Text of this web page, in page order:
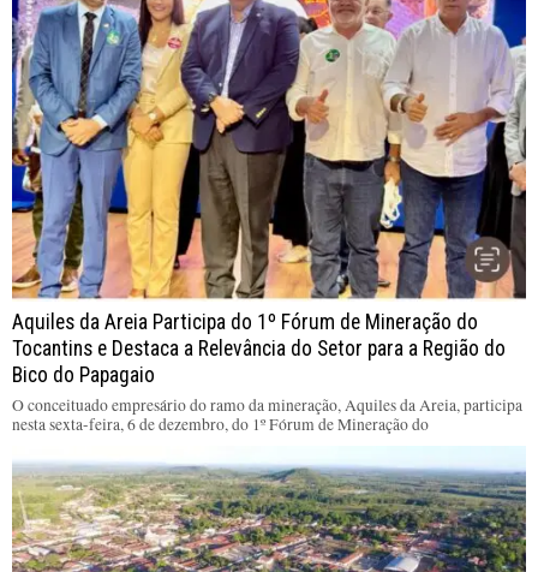
Aquiles da Areia Participa do 1º Fórum de Mineração do
Tocantins e Destaca a Relevância do Setor para a Região do
Bico do Papagaio
O conceituado empresário do ramo da mineração, Aquiles da Areia, participa
nesta sexta-feira, 6 de dezembro, do 1º Fórum de Mineração do